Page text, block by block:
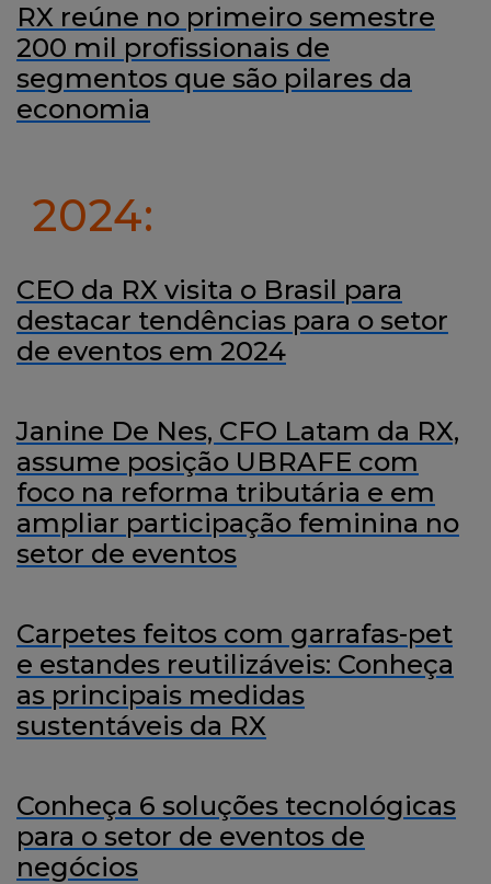
RX reúne no primeiro semestre
200 mil profissionais de
segmentos que são pilares da
economia
2024:
CEO da RX visita o Brasil para
destacar tendências para o setor
de eventos em 2024
Janine De Nes, CFO Latam da RX,
assume posição UBRAFE com
foco na reforma tributária e em
ampliar participação feminina no
setor de eventos
Carpetes feitos com garrafas-pet
e estandes reutilizáveis: Conheça
as principais medidas
sustentáveis da RX
Conheça 6 soluções tecnológicas
para o setor de eventos de
negócios